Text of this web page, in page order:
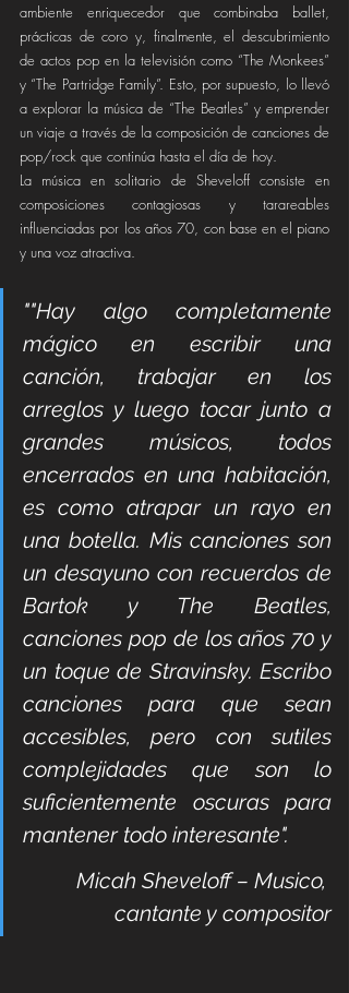
ambiente enriquecedor que combinaba ballet,
prácticas de coro y, finalmente, el descubrimiento
de actos pop en la televisión como “The Monkees”
y “The Partridge Family”. Esto, por supuesto, lo llevó
a explorar la música de “The Beatles” y emprender
un viaje a través de la composición de canciones de
pop/rock que continúa hasta el día de hoy.
La música en solitario de Sheveloff consiste en
composiciones contagiosas y tarareables
influenciadas por los años 70, con base en el piano
y una voz atractiva.
""Hay algo completamente
mágico en escribir una
canción, trabajar en los
arreglos y luego tocar junto a
grandes músicos, todos
encerrados en una habitación,
es como atrapar un rayo en
una botella. Mis canciones son
un desayuno con recuerdos de
Bartok y The Beatles,
canciones pop de los años 70 y
un toque de Stravinsky. Escribo
canciones para que sean
accesibles, pero con sutiles
complejidades que son lo
suficientemente oscuras para
mantener todo interesante".
Micah Sheveloff – Musico,
cantante y compositor